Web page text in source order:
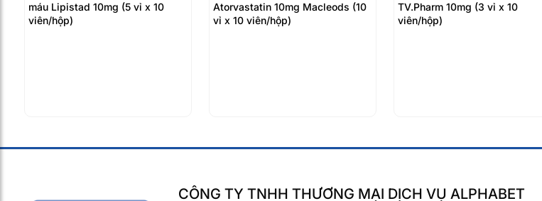
máu Lipistad 10mg (5 vỉ x 10
viên/hộp)
Atorvastatin 10mg Macleods (10
vỉ x 10 viên/hộp)
TV.Pharm 10mg (3 vỉ x 10
viên/hộp)
CÔNG TY TNHH THƯƠNG MẠI DỊCH VỤ ALPHABET